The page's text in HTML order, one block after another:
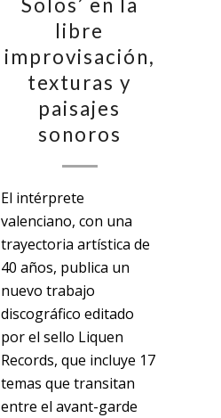
Solos’ en la
libre
improvisación,
texturas y
paisajes
sonoros
El intérprete
valenciano, con una
trayectoria artística de
40 años, publica un
nuevo trabajo
discográfico editado
por el sello Liquen
Records, que incluye 17
temas que transitan
entre el avant-garde